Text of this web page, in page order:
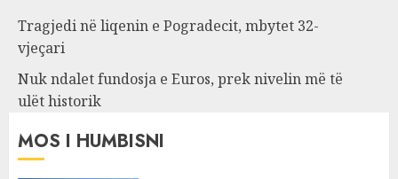
Tragjedi në liqenin e Pogradecit, mbytet 32-
vjeçari
Nuk ndalet fundosja e Euros, prek nivelin më të
ulët historik
MOS I HUMBISNI